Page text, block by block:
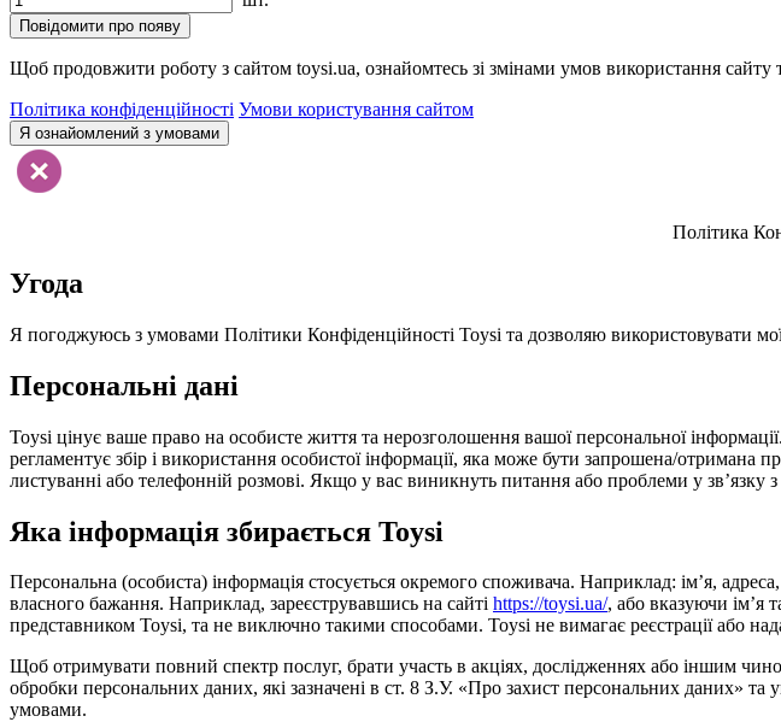
Повідомити про появу
Щоб продовжити роботу з сайтом toysi.ua, ознайомтесь зі змінами умов використання сайту
Політика конфіденційності Умови користування сайтом
Я ознайомлений з умовами
Політика
Угода
Я погоджуюсь з умовами Політики Конфіденційності Toysi та дозволяю використовувати
Персональні дані
Toysi цінує ваше право на особисте життя та нерозголошення вашої персональної
регламентує збір і використання особистої інформації, яка може бути запрошена/отримана
листуванні або телефонній розмові. Якщо у вас виникнуть питання або проблеми у зв’язку
Яка інформація збирається Toysi
Персональна (особиста) інформація стосується окремого споживача. Наприклад: ім’я,
власного бажання. Наприклад, зареєструвавшись на сайті https://toysi.ua/, або вказуючи ім’я
представником Toysi, та не виключно такими способами. Toysi не вимагає реєстрації або
Щоб отримувати повний спектр послуг, брати участь в акціях, дослідженнях або іншим
обробки персональних даних, які зазначені в ст. 8 З.У. «Про захист персональних даних»
умовами.